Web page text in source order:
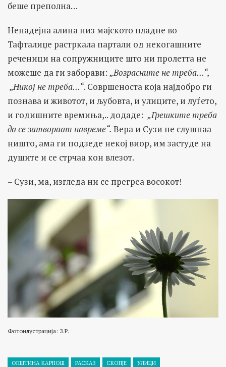
беше преполна…
Ненадејна алина низ мајското пладне во
Тафталиџе растркала партали од некогашните
реченици на сопружниците што ни пролетта не
можеше да ги заборави: „Возрасните не треба…“,
„Никој не треба…“. Совршеноста која најдобро ги
познава и животот, и љубовта, и улиците, и луѓето,
и годишните времиња,.. додаде: „Грешките треба
да се затвораат навреме“. Вера и Сузи не слушнаа
ништо, ама ги подзеде некој виор, им застуде на
душите и се стрчаа кон влезот.
– Сузи, ма, изгледа ни се прегреа восокот!
Фотоилустрација: З.Р.
ОПШТИНА КАРПОШ РАСКАЗ СКОПЈЕ
УЛИЦИ